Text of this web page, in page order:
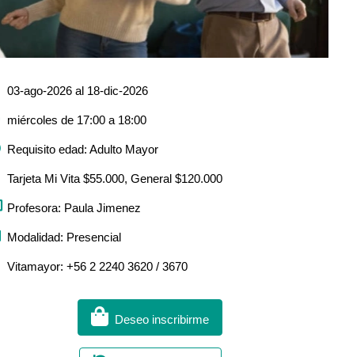
03-ago-2026 al 18-dic-2026
miércoles de 17:00 a 18:00
Requisito edad: Adulto Mayor
Tarjeta Mi Vita $55.000, General $120.000
Profesora: Paula Jimenez
Modalidad: Presencial
Vitamayor: +56 2 2240 3620 / 3670
Deseo inscribirme